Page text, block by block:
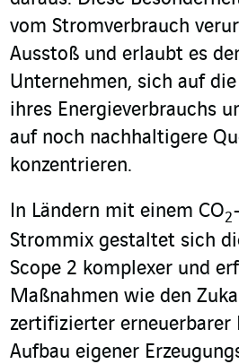
vom Stromverbrauch
Ausstoß und erlaubt es
Unternehmen, sich auf
ihres Energieverbrauchs
auf noch nachhaltigere
konzentrieren.
In Ländern mit einem CO2
Strommix gestaltet sich
Scope 2 komplexer und
Maßnahmen wie den
zertifizierter erneuerbarer
Aufbau eigener